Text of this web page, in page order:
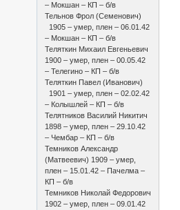
– Мокшан – КП – б/в
Тельнов Фрол (Семенович)
1905 – умер, плен – 06.01.42
– Мокшан – КП – б/в
Теляткин Михаил Евгеньевич
1900 – умер, плен – 00.05.42
– Телегино – КП – б/в
Теляткин Павел (Иванович)
1901 – умер, плен – 02.02.42
– Колышлей – КП – б/в
Телятников Василий Никитич
1898 – умер, плен – 29.10.42
– Чембар – КП – б/в
Темников Александр
(Матвеевич) 1909 – умер,
плен – 15.01.42 – Пачелма –
КП – б/в
Темников Николай Федорович
1902 – умер, плен – 09.01.42